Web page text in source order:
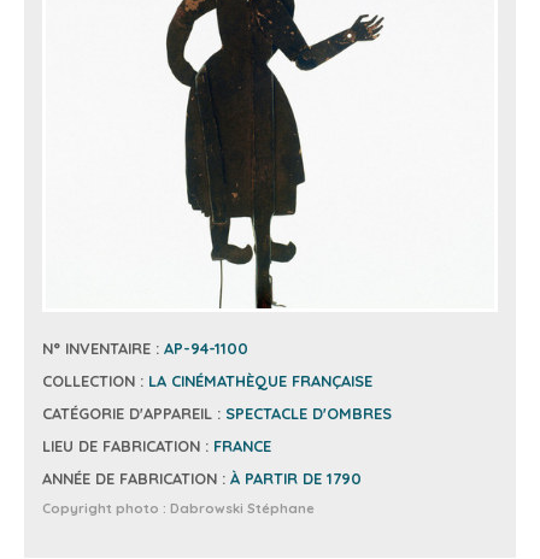
N° INVENTAIRE : AP-94-1100
COLLECTION : LA CINÉMATHÈQUE FRANÇAISE
CATÉGORIE D'APPAREIL : SPECTACLE D'OMBRES
LIEU DE FABRICATION : FRANCE
ANNÉE DE FABRICATION : À PARTIR DE 1790
Copyright photo : Dabrowski Stéphane